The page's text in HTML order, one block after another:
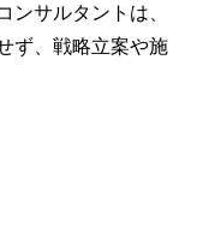
ンサルタントは、
ず、戦略立案や施